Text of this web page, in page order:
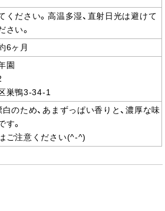
ください。高温多湿、直射日光は避けて
さい。
6ヶ月
園
巣鴨3-34-1
白のため、あまずっぱい香りと、濃厚な味
す。
ご注意ください(^-^)